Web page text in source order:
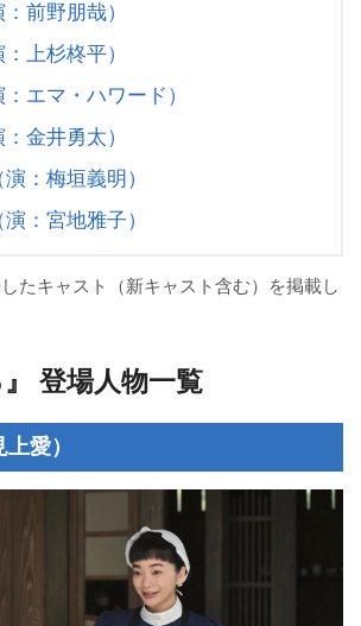
前野朋哉）
上杉柊平）
エマ・ハワード）
金井勇太）
：梅垣義明）
：宮地雅子）
たキャスト（新キャスト含む）を掲載し
』 登場人物一覧
愛）